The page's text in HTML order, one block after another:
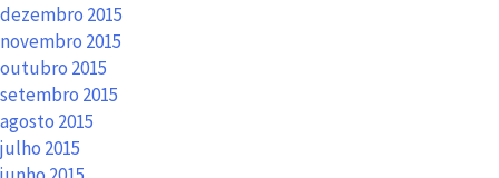
dezembro 2015
novembro 2015
outubro 2015
setembro 2015
agosto 2015
julho 2015